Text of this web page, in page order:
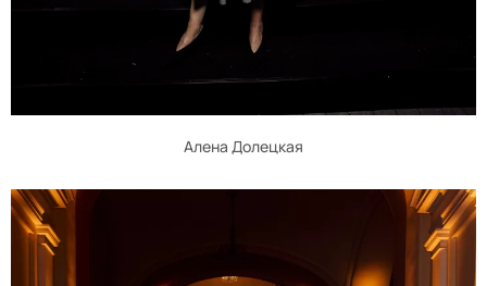
Алена Долецкая